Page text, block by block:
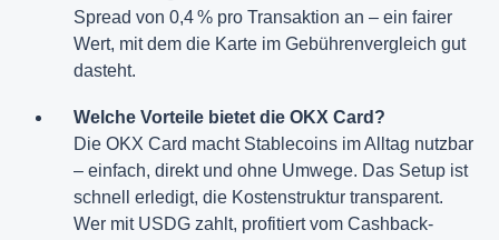
Spread von 0,4 % pro Transaktion an – ein fairer
Wert, mit dem die Karte im Gebührenvergleich gut
dasteht.
Welche Vorteile bietet die OKX Card?
Die OKX Card macht Stablecoins im Alltag nutzbar
– einfach, direkt und ohne Umwege. Das Setup ist
schnell erledigt, die Kostenstruktur transparent.
Wer mit USDG zahlt, profitiert vom Cashback-